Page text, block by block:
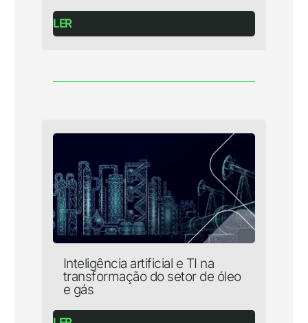
LER
Inteligência artificial e TI na
transformação do setor de óleo
e gás